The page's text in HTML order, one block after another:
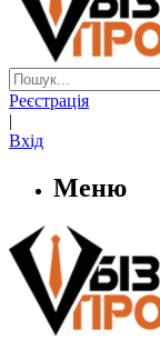
Реєстрація
|
Вхід
Меню